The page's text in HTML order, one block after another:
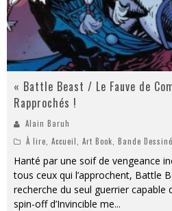
« Battle Beast / Le Fauve de
Rapprochés !
Alain Baruh
À lire Accueil Art Book Bande
Hanté par une soif de vengeance
tous ceux qui l’approchent, Battle
recherche du seul guerrier
spin-off d’Invincible me...